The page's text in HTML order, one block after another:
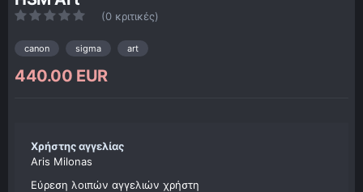
(0 κριτικές)
canon sigma art
440.00 EUR
Χρήστης αγγελίας
Aris Milonas
Εύρεση λοιπών αγγελιών χρήστη